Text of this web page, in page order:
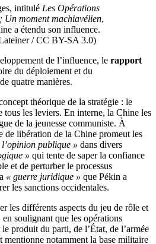
intitulé Les Opérations
Un moment machiavélien,
a étendu son influence.
/ CC BY-SA 3.0)
de l’influence, le rapport
du déploiement et du
quatre manières.
théorique de la stratégie : le
les leviers. En interne, la Chine les
de la jeunesse communiste. À
de libération de la Chine promeut les
publique » dans divers
» qui tente de saper la confiance
et de perturber le processus
« guerre juridique » que Pékin a
les sanctions occidentales.
les différents aspects du jeu de rôle et
soulignant que les opérations
produit du parti, de l’État, de l’armée
mentionne notamment la base militaire